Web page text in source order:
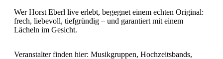
Wer Horst Eberl live erlebt, begegnet einem echten Original:
frech, liebevoll, tiefgründig – und garantiert mit einem
Lächeln im Gesicht.
Veranstalter finden hier: Musikgruppen, Hochzeitsbands,